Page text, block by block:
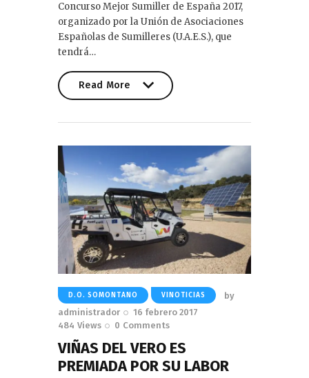
Concurso Mejor Sumiller de España 2017,
organizado por la Unión de Asociaciones
Españolas de Sumilleres (U.A.E.S.), que
tendrá…
Read More
D.O. SOMONTANO VINOTICIAS
by
administrador
16 febrero 2017
484 Views 0 Comments
VIÑAS DEL VERO ES
PREMIADA POR SU LABOR